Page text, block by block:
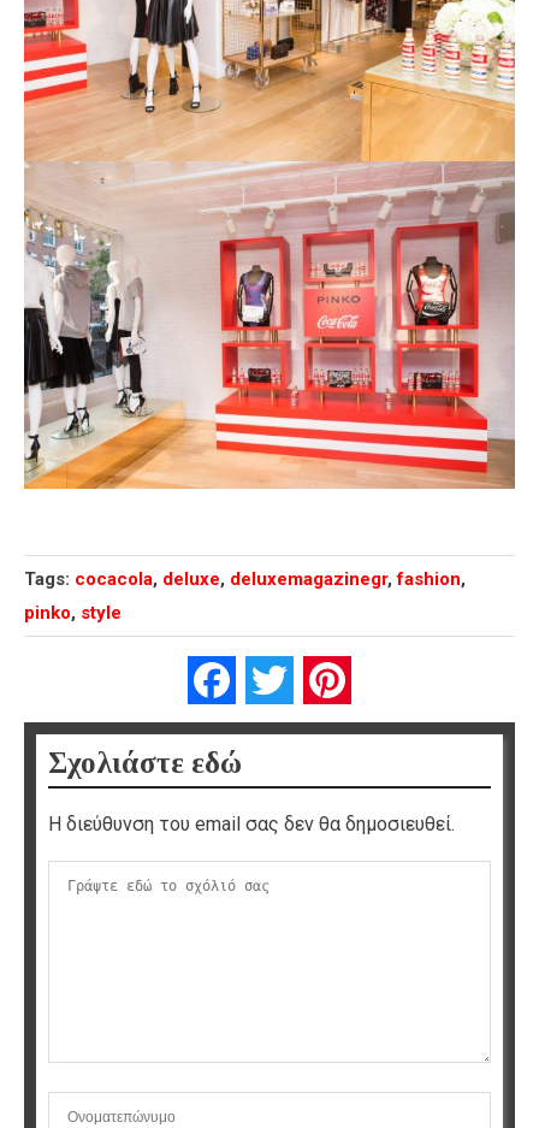
Tags: cocacola, deluxe, deluxemagazinegr,fashion,
pinko, style
FacebookTwitter
Σχολιάστε εδώ
Η διεύθυνση του email σας δεν θα δημοσιευθεί.